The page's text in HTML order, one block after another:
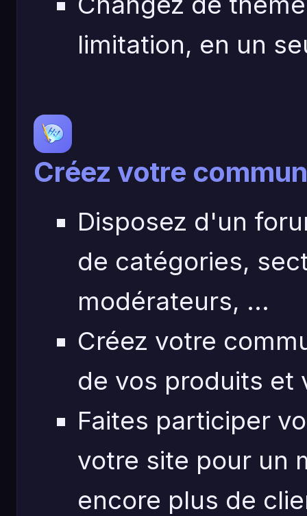
limitation, en un
Créez votre
Disposez d'un
de catégories,
modérateurs, ...
Créez votre
de vos produits et
Faites participer
votre site pour un
encore plus de